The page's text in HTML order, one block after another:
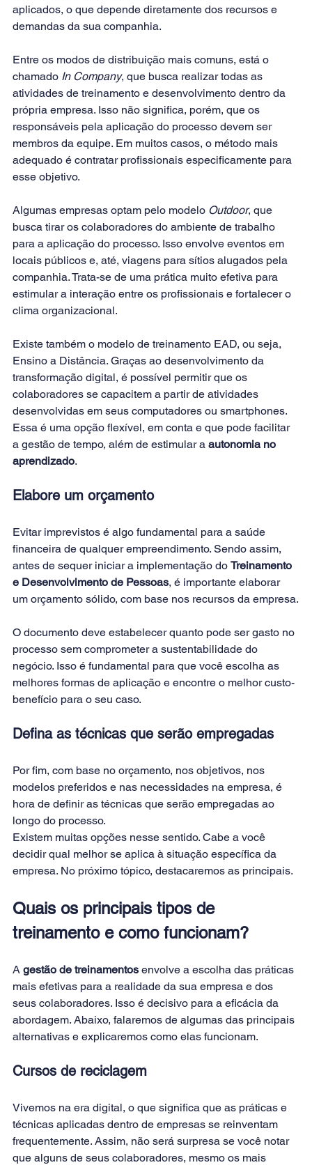
aplicados, o que depende diretamente dos recursos e
demandas da sua companhia.
Entre os modos de distribuição mais comuns, está o
chamado In Company, que busca realizar todas as
atividades de treinamento e desenvolvimento dentro da
própria empresa. Isso não significa, porém, que os
responsáveis pela aplicação do processo devem ser
membros da equipe. Em muitos casos, o método mais
adequado é contratar profissionais especificamente para
esse objetivo.
Algumas empresas optam pelo modelo Outdoor, que
busca tirar os colaboradores do ambiente de trabalho
para a aplicação do processo. Isso envolve eventos em
locais públicos e, até, viagens para sítios alugados pela
companhia. Trata-se de uma prática muito efetiva para
estimular a interação entre os profissionais e fortalecer o
clima organizacional.
Existe também o modelo de treinamento EAD, ou seja,
Ensino a Distância. Graças ao desenvolvimento da
transformação digital, é possível permitir que os
colaboradores se capacitem a partir de atividades
desenvolvidas em seus computadores ou smartphones.
Essa é uma opção flexível, em conta e que pode facilitar
a gestão de tempo, além de estimular a autonomia no
aprendizado.
Elabore um orçamento
Evitar imprevistos é algo fundamental para a saúde
financeira de qualquer empreendimento. Sendo assim,
antes de sequer iniciar a implementação do Treinamento
e Desenvolvimento de Pessoas, é importante elaborar
um orçamento sólido, com base nos recursos da empresa.
O documento deve estabelecer quanto pode ser gasto no
processo sem comprometer a sustentabilidade do
negócio. Isso é fundamental para que você escolha as
melhores formas de aplicação e encontre o melhor custo-
benefício para o seu caso.
Defina as técnicas que serão empregadas
Por fim, com base no orçamento, nos objetivos, nos
modelos preferidos e nas necessidades na empresa, é
hora de definir as técnicas que serão empregadas ao
longo do processo.
Existem muitas opções nesse sentido. Cabe a você
decidir qual melhor se aplica à situação específica da
empresa. No próximo tópico, destacaremos as principais.
Quais os principais tipos de
treinamento e como funcionam?
A gestão de treinamentos envolve a escolha das práticas
mais efetivas para a realidade da sua empresa e dos
seus colaboradores. Isso é decisivo para a eficácia da
abordagem. Abaixo, falaremos de algumas das principais
alternativas e explicaremos como elas funcionam.
Cursos de reciclagem
Vivemos na era digital, o que significa que as práticas e
técnicas aplicadas dentro de empresas se reinventam
frequentemente. Assim, não será surpresa se você notar
que alguns de seus colaboradores, mesmo os mais